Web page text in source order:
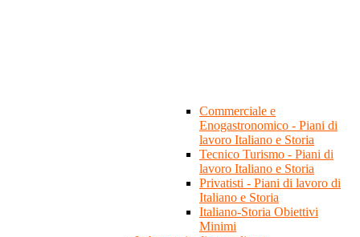
Commerciale e
Enogastronomico - Piani di
lavoro Italiano e Storia
Tecnico Turismo - Piani di
lavoro Italiano e Storia
Privatisti - Piani di lavoro di
Italiano e Storia
Italiano-Storia Obiettivi
Minimi